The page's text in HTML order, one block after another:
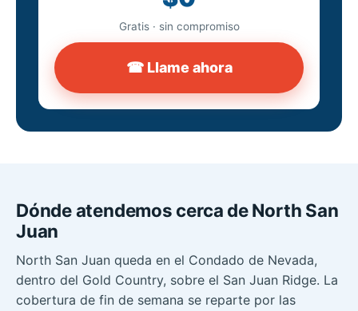
Gratis · sin compromiso
☎ Llame ahora
Dónde atendemos cerca de North San
Juan
North San Juan queda en el Condado de Nevada,
dentro del Gold Country, sobre el San Juan Ridge. La
cobertura de fin de semana se reparte por las